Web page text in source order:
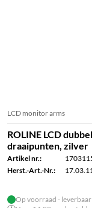
LCD monitor arms
ROLINE LCD
draaipunten, zilver
Artikel nr.:
Herst.-Art.-Nr.:
Op voorraad -